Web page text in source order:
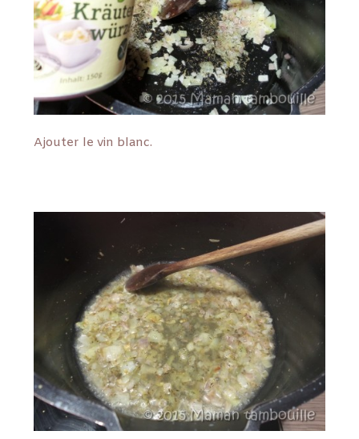
Ajouter le vin blanc.